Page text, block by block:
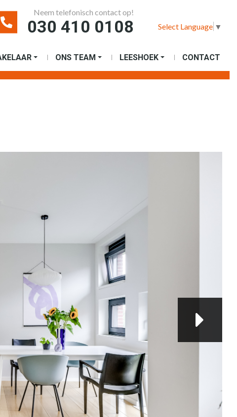
Neem telefonisch contact op!
030 410 0108 Select Language ▼
ONS TEAM LEESHOEK CONTACT